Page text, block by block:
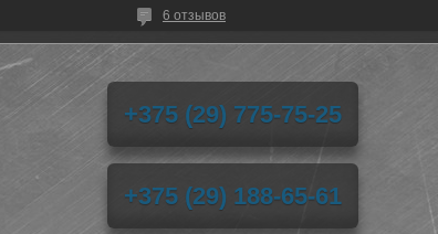
6 отзывов
+375 (29) 775-75-25
+375 (29) 188-65-61